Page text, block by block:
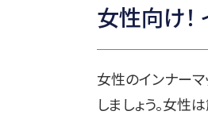
女性向け！
女性のインナーマ
しましょう。女